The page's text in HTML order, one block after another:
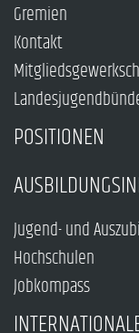
Gremien
Kontakt
POSITIONEN
Jugend- und
Hochschulen
Jobkompass